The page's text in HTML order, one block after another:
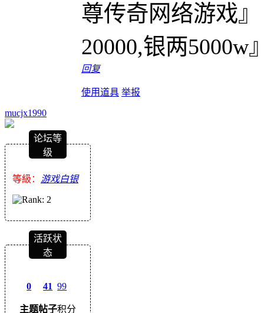
尊传奇网络游戏
20000,银两5000w
回复
使用道具 举报
mucjx1990
论坛等
级
等級： 游戏白银
活跃状
态
0
主题
41
帖子
99
积分